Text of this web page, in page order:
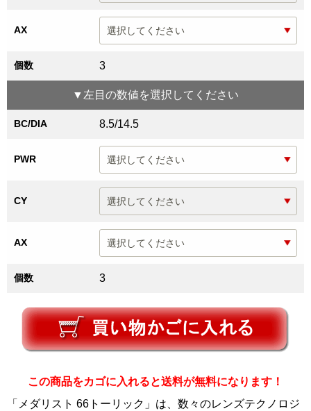
AX
個数 3
▼ 左目 の数値を選択してください
BC/DIA 8.5/14.5
PWR
CY
AX
個数 3
この商品をカゴに入れると送料が無料になります！
「メダリスト 66トーリック」は、数々のレンズテクノロジ